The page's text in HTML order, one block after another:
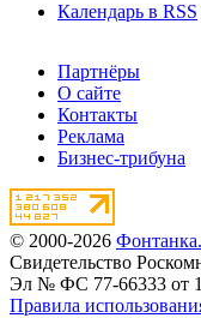
Календарь в RSS
Партнёры
О сайте
Контакты
Реклама
Бизнес-трибуна
© 2000-2026
Свидетельство
Эл № ФС 77-66333 от
Правила